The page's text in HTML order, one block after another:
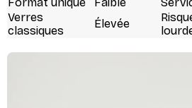
Verres
classiques
Élevée